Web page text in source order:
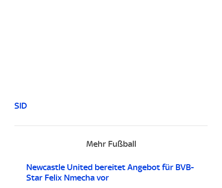
SID
Mehr Fußball
Newcastle United bereitet Angebot für BVB-
Star Felix Nmecha vor